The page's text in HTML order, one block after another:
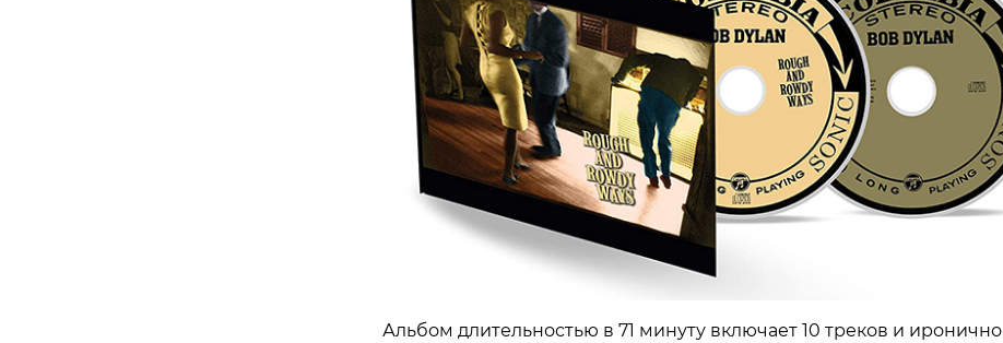
Альбом длительностью в 71 минуту включает 10 треков и иронично